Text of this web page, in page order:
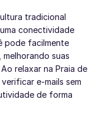
tradicional
conectividade
pode facilmente
suas
relaxar na Praia de
e-mails sem
de forma